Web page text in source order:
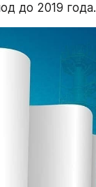
до 2019 года.